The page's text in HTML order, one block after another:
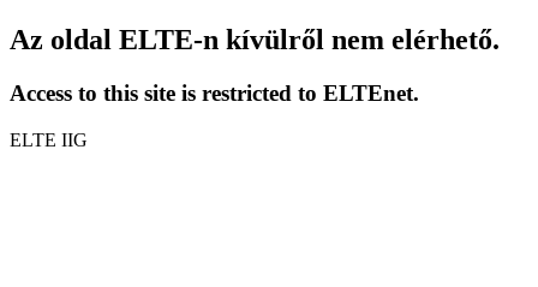
Az oldal ELTE-n kívülről nem elérhető.
Access to this site is restricted to ELTEnet.
ELTE IIG